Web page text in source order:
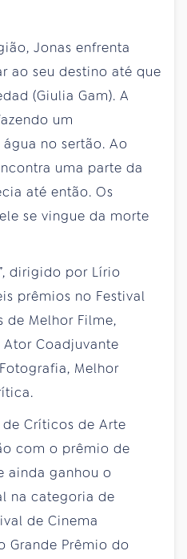
Jonas enfrenta
ao seu destino até que
(Giulia Gam). A
um
no sertão. Ao
uma parte da
até então. Os
se vingue da morte
dirigido por Lírio
prêmios no Festival
de Melhor Filme,
Coadjuvante
Melhor
Críticos de Arte
com o prêmio de
ainda ganhou o
na categoria de
de Cinema
Grande Prêmio do